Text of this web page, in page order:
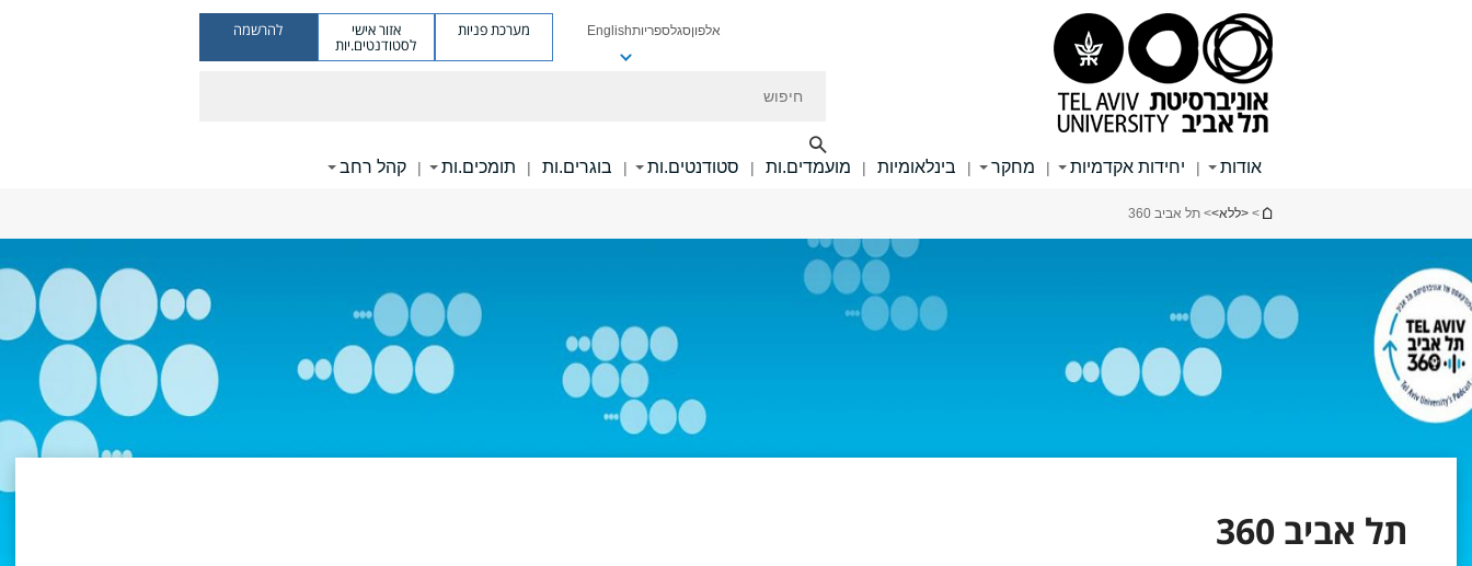
אלפוןסגלספריותEnglish מערכת פניות אזור אישי
לסטודנטים.יות
להרשמה
אודות | יחידות אקדמיות | מחקר | בינלאומיות | מועמדים.ות | סטודנטים.ות | בוגרים.ות | תומכים.ות | קהל רחב
הינך נמצא כאן
> <ללא>> תל אביב 360
תל אביב 360